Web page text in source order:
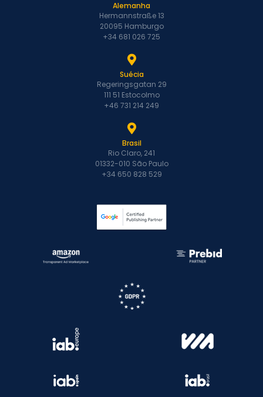
Alemanha
Hermannstraße 13
20095 Hamburgo
+34 681 026 725
Suécia
Regeringsgatan 29
111 51 Estocolmo
+46 731 214 249
Brasil
Rio Claro, 241
01332-010 São Paulo
+34 650 828 529